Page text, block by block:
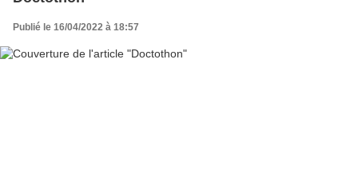
Publié le 16/04/2022 à 18:57